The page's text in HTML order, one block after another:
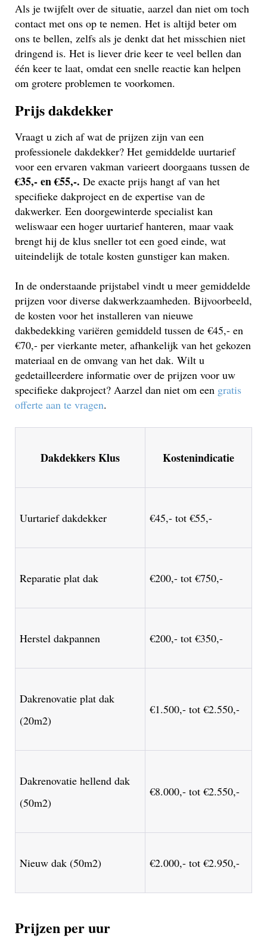
Als je twijfelt over de situatie, aarzel dan niet om toch
contact met ons op te nemen. Het is altijd beter om
ons te bellen, zelfs als je denkt dat het misschien niet
dringend is. Het is liever drie keer te veel bellen dan
één keer te laat, omdat een snelle reactie kan helpen
om grotere problemen te voorkomen.
Prijs dakdekker
Vraagt u zich af wat de prijzen zijn van een
professionele dakdekker? Het gemiddelde uurtarief
voor een ervaren vakman varieert doorgaans tussen de
€35,- en €55,-. De exacte prijs hangt af van het
specifieke dakproject en de expertise van de
dakwerker. Een doorgewinterde specialist kan
weliswaar een hoger uurtarief hanteren, maar vaak
brengt hij de klus sneller tot een goed einde, wat
uiteindelijk de totale kosten gunstiger kan maken.
In de onderstaande prijstabel vindt u meer gemiddelde
prijzen voor diverse dakwerkzaamheden. Bijvoorbeeld,
de kosten voor het installeren van nieuwe
dakbedekking variëren gemiddeld tussen de €45,- en
€70,- per vierkante meter, afhankelijk van het gekozen
materiaal en de omvang van het dak. Wilt u
gedetailleerdere informatie over de prijzen voor uw
specifieke dakproject? Aarzel dan niet om een gratis
offerte aan te vragen.
Dakdekkers Klus Kostenindicatie
Uurtarief dakdekker €45,- tot €55,-
Reparatie plat dak €200,- tot €750,-
Herstel dakpannen €200,- tot €350,-
Dakrenovatie plat dak
(20m2)
€1.500,- tot €2.550,-
Dakrenovatie hellend dak
(50m2)
€8.000,- tot €2.550,-
Nieuw dak (50m2) €2.000,- tot €2.950,-
Prijzen per uur